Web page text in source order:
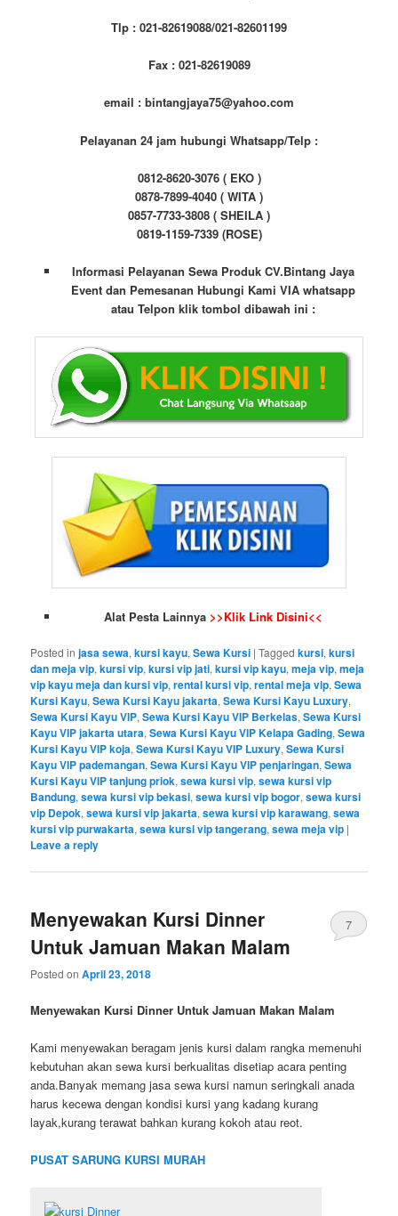
Tlp : 021-82619088/021-82601199
Fax : 021-82619089
email : bintangjaya75@yahoo.com
Pelayanan 24 jam hubungi Whatsapp/Telp :
0812-8620-3076 ( EKO )
0878-7899-4040 ( WITA )
0857-7733-3808 ( SHEILA )
0819-1159-7339 (ROSE)
Informasi Pelayanan Sewa Produk CV.Bintang Jaya
Event dan Pemesanan Hubungi Kami VIA whatsapp
atau Telpon klik tombol dibawah ini :
Alat Pesta Lainnya >>Klik Link Disini<<
Posted in jasa sewa,kursi kayu,Sewa Kursi |Tagged kursi,kursi
dan meja vip,kursi vip,kursi vip jati,kursi vip kayu,meja vip,meja
vip kayu meja dan kursi vip,rental kursi vip,rental meja vip,Sewa
Kursi Kayu,Sewa Kursi Kayu jakarta,Sewa Kursi Kayu Luxury,
Sewa Kursi Kayu VIP,Sewa Kursi Kayu VIP Berkelas,Sewa Kursi
Kayu VIP jakarta utara,Sewa Kursi Kayu VIP Kelapa Gading,Sewa
Kursi Kayu VIP koja,Sewa Kursi Kayu VIP Luxury,Sewa Kursi
Kayu VIP pademangan,Sewa Kursi Kayu VIP penjaringan,Sewa
Kursi Kayu VIP tanjung priok,sewa kursi vip,sewa kursi vip
Bandung,sewa kursi vip bekasi,sewa kursi vip bogor,sewa kursi
vip Depok,sewa kursi vip jakarta,sewa kursi vip karawang,sewa
kursi vip purwakarta,sewa kursi vip tangerang,sewa meja vip |
Leave a reply
Menyewakan Kursi Dinner
Untuk Jamuan Makan Malam
Posted onApril 23, 2018
7
Menyewakan Kursi Dinner Untuk Jamuan Makan Malam
Kami menyewakan beragam jenis kursi dalam rangka memenuhi
kebutuhan akan sewa kursi berkualitas disetiap acara penting
anda.Banyak memang jasa sewa kursi namun seringkali anada
harus kecewa dengan kondisi kursi yang kadang kurang
layak,kurang terawat bahkan kurang kokoh atau reot.
PUSAT SARUNG KURSI MURAH